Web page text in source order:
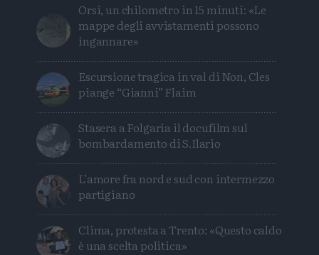
Orsi, un chilometro in 15 minuti: «Le
mappe degli avvistamenti possono
ingannare»
Escursione tragica in val di Non, Cles
piange “Gianni” Flaim
Stasera a Folgaria il docufilm sul
bombardamento di S.Ilario
L’amore fra nord e sud con intermezzo
partigiano
Clima, protesta a Trento: «Questo caldo
è una scelta politica»